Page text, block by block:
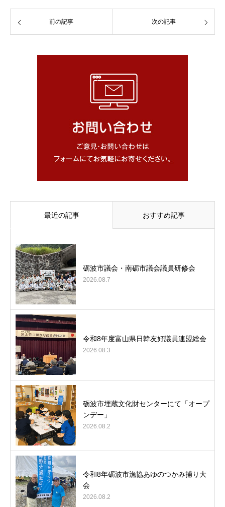
前の記事 次の記事
最近の記事 おすすめ記事
砺波市議会・南砺市議会議員研修会
2026.08.7
令和8年度富山県日韓友好議員連盟総会
2026.08.3
砺波市埋蔵文化財センターにて「オープ
ンデー」
2026.08.2
令和8年砺波市漁協あゆのつかみ捕り大
会
2026.08.2